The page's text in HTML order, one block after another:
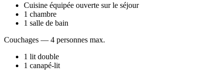
Cuisine équipée ouverte sur le séjour
1 chambre
1 salle de bain
Couchages — 4 personnes max.
1 lit double
1 canapé-lit